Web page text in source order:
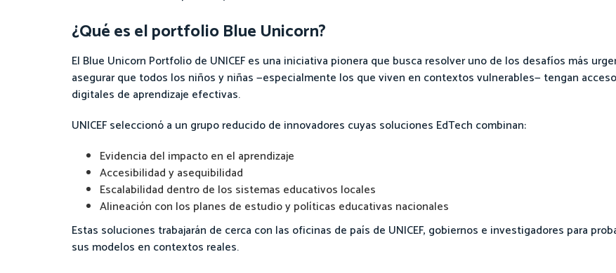
¿Qué es el portfolio Blue Unicorn?
El Blue Unicorn Portfolio de UNICEF es una iniciativa pionera que busca resolver uno de los desafíos más
asegurar que todos los niños y niñas —especialmente los que viven en contextos vulnerables— tengan
digitales de aprendizaje efectivas.
UNICEF seleccionó a un grupo reducido de innovadores cuyas soluciones EdTech combinan:
Evidencia del impacto en el aprendizaje
Accesibilidad y asequibilidad
Escalabilidad dentro de los sistemas educativos locales
Alineación con los planes de estudio y políticas educativas nacionales
Estas soluciones trabajarán de cerca con las oficinas de país de UNICEF, gobiernos e investigadores para
sus modelos en contextos reales.